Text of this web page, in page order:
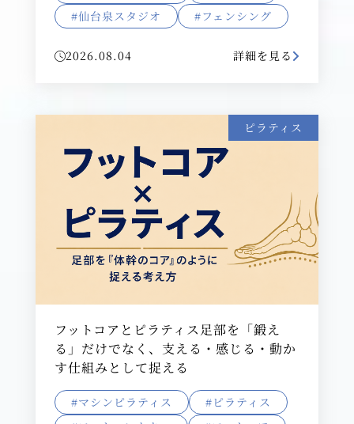
#仙台泉スタジオ
#フェンシング
2026.08.04 詳細を見る
ピラティス
フットコアとピラティス足部を「鍛え
る」だけでなく、支える・感じる・動か
す仕組みとして捉える
#マシンピラティス
#ピラティス